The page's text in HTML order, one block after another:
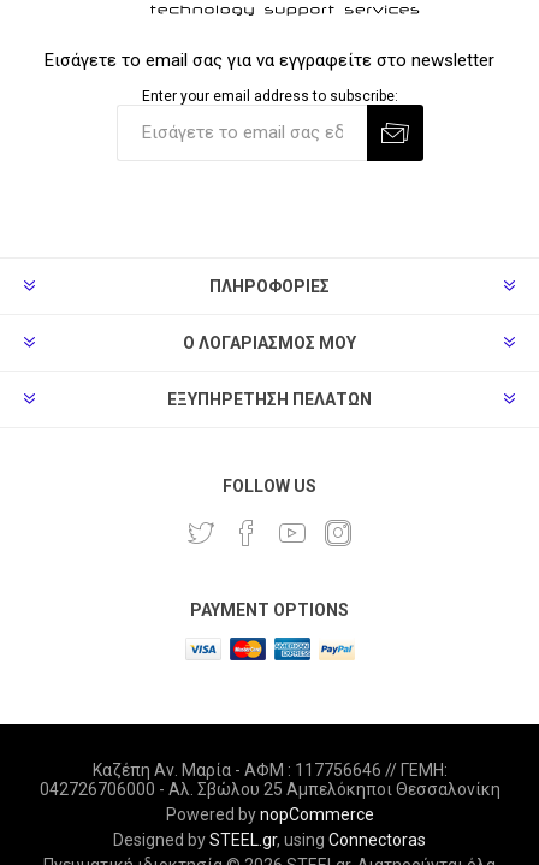
Εισάγετε το email σας για να εγγραφείτε στο newsletter
Enter your email address to subscribe:
ΠΛΗΡΟΦΟΡΊΕΣ
Ο ΛΟΓΑΡΙΑΣΜΌΣ ΜΟΥ
ΕΞΥΠΗΡΈΤΗΣΗ ΠΕΛΑΤΏΝ
FOLLOW US
PAYMENT OPTIONS
Καζέπη Αν. Μαρία - ΑΦΜ : 117756646 // ΓΕΜΗ:
042726706000 - Αλ. Σβώλου 25 Αμπελόκηποι Θεσσαλονίκη
Powered bynopCommerce
Designed bySTEEL.gr, using Connectoras